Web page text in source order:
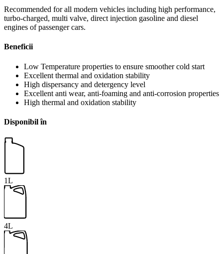
Recommended for all modern vehicles including high performance,
turbo-charged, multi valve, direct injection gasoline and diesel
engines of passenger cars.
Beneficii
Low Temperature properties to ensure smoother cold start
Excellent thermal and oxidation stability
High dispersancy and detergency level
Excellent anti wear, anti-foaming and anti-corrosion properties
High thermal and oxidation stability
Disponibil în
1L
4L